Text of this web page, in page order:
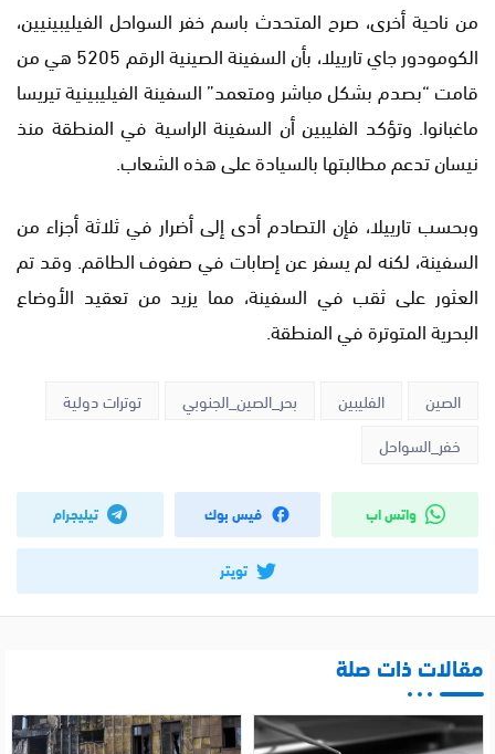
من ناحية أخرى، صرح المتحدث باسم خفر السواحل الفيليبينيين،
الكومودور جاي تارييلا، بأن السفينة الصينية الرقم 5205 هي من
قامت “بصدم بشكل مباشر ومتعمد” السفينة الفيليبينية تيريسا
ماغبانوا. وتؤكد الفليبين أن السفينة الراسية في المنطقة منذ
نيسان تدعم مطالبتها بالسيادة على هذه الشعاب.
وبحسب تارييلا، فإن التصادم أدى إلى أضرار في ثلاثة أجزاء من
السفينة، لكنه لم يسفر عن إصابات في صفوف الطاقم. وقد تم
العثور على ثقب في السفينة، مما يزيد من تعقيد الأوضاع
البحرية المتوترة في المنطقة.
الصين الفليبين بحر_الصين_الجنوبي
توترات دولية
خفر_السواحل
واتس اب فيس بوك تيليجرام
تويتر
مقالات ذات صلة